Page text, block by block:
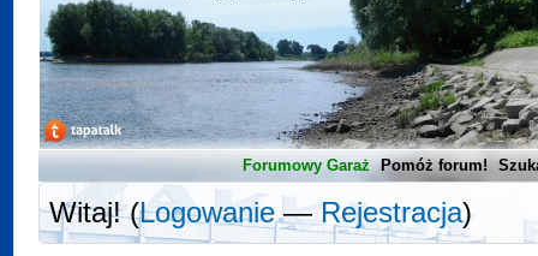
Forumowy Garaż Pomóż forum!
Witaj! (Logowanie—Rejestracja)